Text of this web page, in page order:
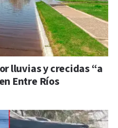
lluvias y crecidas “a
Entre Ríos